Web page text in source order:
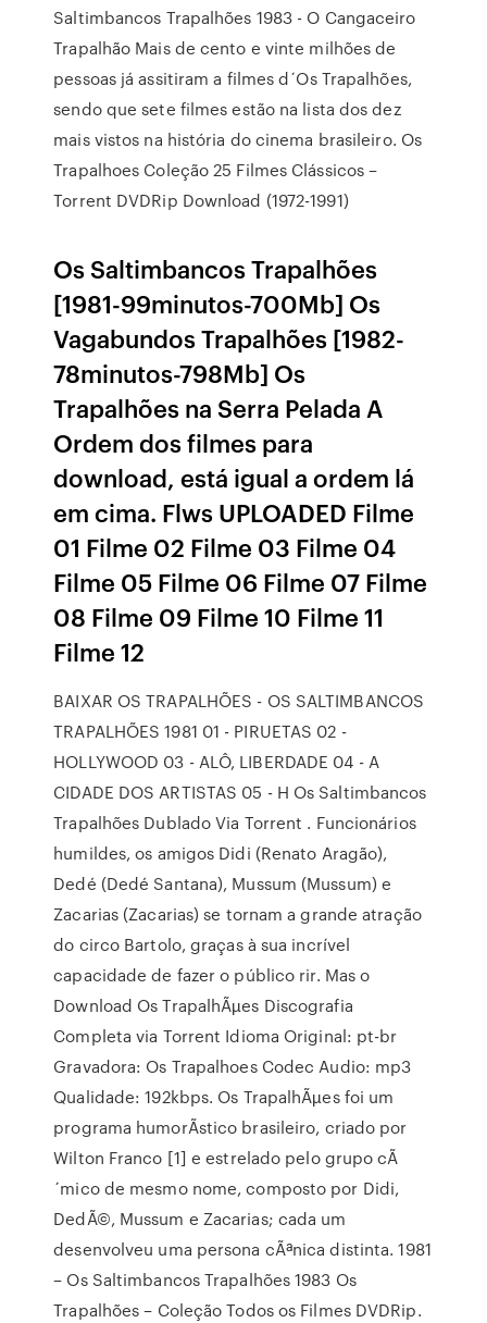
Saltimbancos Trapalhões 1983 - O Cangaceiro
Trapalhão Mais de cento e vinte milhões de
pessoas já assitiram a filmes d´Os Trapalhões,
sendo que sete filmes estão na lista dos dez
mais vistos na história do cinema brasileiro. Os
Trapalhoes Coleção 25 Filmes Clássicos –
Torrent DVDRip Download (1972-1991)
Os Saltimbancos Trapalhões
[1981-99minutos-700Mb] Os
Vagabundos Trapalhões [1982-
78minutos-798Mb] Os
Trapalhões na Serra Pelada A
Ordem dos filmes para
download, está igual a ordem lá
em cima. Flws UPLOADED Filme
01 Filme 02 Filme 03 Filme 04
Filme 05 Filme 06 Filme 07 Filme
08 Filme 09 Filme 10 Filme 11
Filme 12
BAIXAR OS TRAPALHÕES - OS SALTIMBANCOS
TRAPALHÕES 1981 01 - PIRUETAS 02 -
HOLLYWOOD 03 - ALÔ, LIBERDADE 04 - A
CIDADE DOS ARTISTAS 05 - H Os Saltimbancos
Trapalhões Dublado Via Torrent . Funcionários
humildes, os amigos Didi (Renato Aragão),
Dedé (Dedé Santana), Mussum (Mussum) e
Zacarias (Zacarias) se tornam a grande atração
do circo Bartolo, graças à sua incrível
capacidade de fazer o público rir. Mas o
Download Os TrapalhÃµes Discografia
Completa via Torrent Idioma Original: pt-br
Gravadora: Os Trapalhoes Codec Audio: mp3
Qualidade: 192kbps. Os TrapalhÃµes foi um
programa humorÃ­stico brasileiro, criado por
Wilton Franco [1] e estrelado pelo grupo cÃ
´mico de mesmo nome, composto por Didi,
DedÃ©, Mussum e Zacarias; cada um
desenvolveu uma persona cÃªnica distinta. 1981
– Os Saltimbancos Trapalhões 1983 Os
Trapalhões – Coleção Todos os Filmes DVDRip.